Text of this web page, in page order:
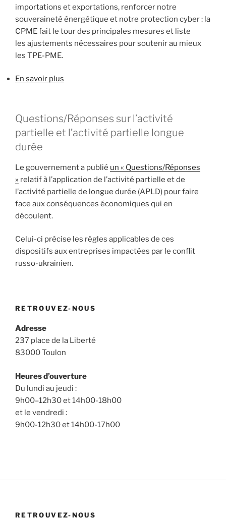
importations et exportations, renforcer notre
souveraineté énergétique et notre protection cyber : la
CPME fait le tour des principales mesures et liste
les ajustements nécessaires pour soutenir au mieux
les TPE-PME.
En savoir plus
Questions/Réponses sur l’activité
partielle et l’activité partielle longue
durée
Le gouvernement a publié un « Questions/Réponses
» relatif à l’application de l’activité partielle et de
l’activité partielle de longue durée (APLD) pour faire
face aux conséquences économiques qui en
découlent.
Celui-ci précise les règles applicables de ces
dispositifs aux entreprises impactées par le conflit
russo-ukrainien.
RETROUVEZ-NOUS
Adresse
237 place de la Liberté
83000 Toulon
Heures d’ouverture
Du lundi au jeudi :
9h00–12h30 et 14h00-18h00
et le vendredi :
9h00-12h30 et 14h00-17h00
RETROUVEZ-NOUS